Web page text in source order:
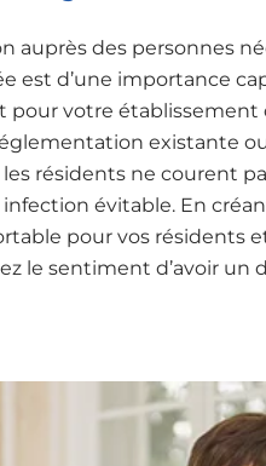
auprès des personnes
est d’une importance
pour votre établissement
existante
résidents ne courent
évitable. En
pour vos résidents
le sentiment d’avoir un